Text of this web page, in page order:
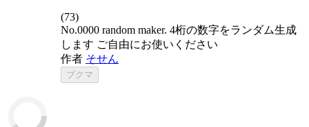
(73)
No.0000 random maker. 4桁の数字をランダム生成
します ご自由にお使いください
作者 そせん
ブクマ